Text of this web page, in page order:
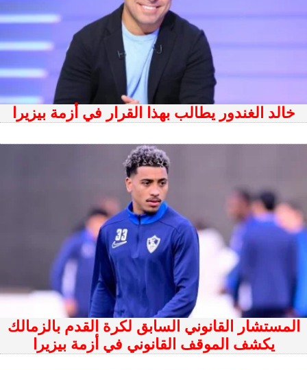
خالد الغندور يطالب بهذا القرار في أزمة بيزيرا
المستشار القانوني السابق لكرة القدم بالزمالك
يكشف الموقف القانوني في أزمة بيزيرا